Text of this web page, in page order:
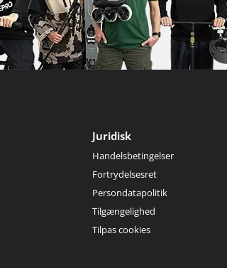
Juridisk
Handelsbetingelser
Fortrydelsesret
Persondatapolitik
Tilgængelighed
Tilpas cookies